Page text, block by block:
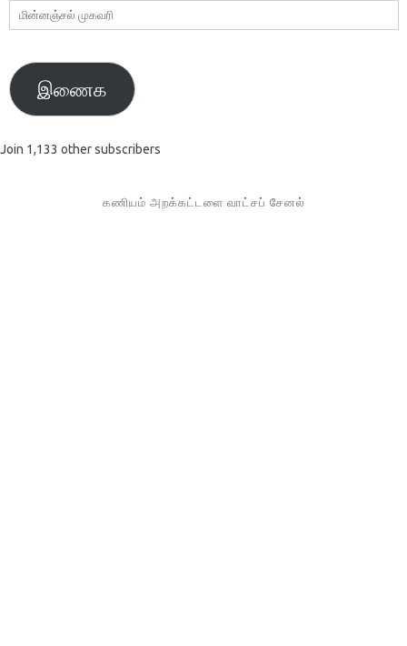
மின்னஞ்சல்
முகவரி
இணைக
Join 1,133 other subscribers
கணியம் அறக்கட்டளை வாட்சப் சேனல்